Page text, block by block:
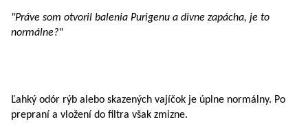
"Práve som otvoril balenia Purigenu a divne zapácha, je to
normálne?"
Ľahký odór rýb alebo skazených vajíčok je úplne normálny. Po
prepraní a vložení do filtra však zmizne.